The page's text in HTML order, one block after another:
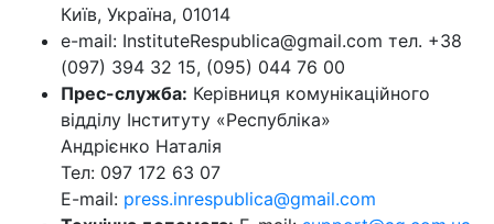
Київ, Україна, 01014
e-mail: InstituteRespublica@gmail.com тел. +38
(097) 394 32 15, (095) 044 76 00
Прес-служба: Керівниця комунікаційного
відділу Інституту «Республіка»
Андрієнко Наталія
Тел: 097 172 63 07
E-mail: press.inrespublica@gmail.com